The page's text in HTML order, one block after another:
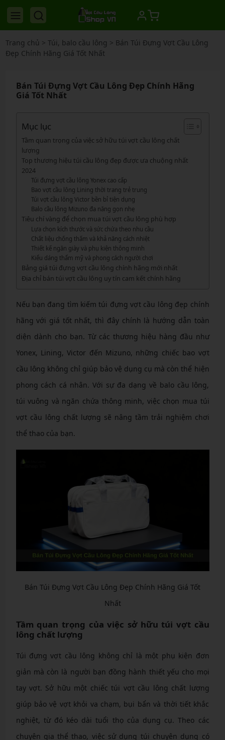
Trang chủ > Túi, balo cầu lông > Bán Túi Đựng Vợt Cầu Lông
Đẹp Chính Hãng Giá Tốt Nhất
Bán Túi Đựng Vợt Cầu Lông Đẹp Chính Hãng
Giá Tốt Nhất
Mục lục
Tầm quan trọng của việc sở hữu túi vợt cầu lông chất
lượng
Top thương hiệu túi cầu lông đẹp được ưa chuộng nhất
2024
Túi đựng vợt cầu lông Yonex cao cấp
Bao vợt cầu lông Lining thời trang trẻ trung
Túi vợt cầu lông Victor bền bỉ tiện dụng
Balo cầu lông Mizuno đa năng gọn nhẹ
Tiêu chí vàng để chọn mua túi vợt cầu lông phù hợp
Lựa chọn kích thước và sức chứa theo nhu cầu
Chất liệu chống thấm và khả năng cách nhiệt
Thiết kế ngăn giày và phụ kiện thông minh
Kiểu dáng thẩm mỹ và phong cách người chơi
Bảng giá túi đựng vợt cầu lông chính hãng mới nhất
Địa chỉ bán túi vợt cầu lông uy tín cam kết chính hãng
Nếu bạn đang tìm kiếm túi đựng vợt cầu lông đẹp chính
hãng với giá tốt nhất, thì đây chính là hướng dẫn toàn
diện dành cho bạn. Từ các thương hiệu hàng đầu như
Yonex, Lining, Victor đến Mizuno, những chiếc bao vợt
cầu lông không chỉ giúp bảo vệ dụng cụ mà còn thể hiện
phong cách cá nhân. Với sự đa dạng về balo cầu lông,
túi vuông và ngăn chứa thông minh, việc chọn mua túi
vợt cầu lông chất lượng sẽ nâng tầm trải nghiệm chơi
thể thao của bạn.
Bán Túi Đựng Vợt Cầu Lông Đẹp Chính Hãng Giá Tốt
Nhất
Tầm quan trọng của việc sở hữu túi vợt cầu
lông chất lượng
Túi đựng vợt cầu lông không chỉ là một phụ kiện đơn
giản mà còn là người bạn đồng hành thiết yếu cho mọi
tay vợt. Sở hữu một chiếc túi vợt cầu lông chất lượng
giúp bảo vệ vợt khỏi va chạm, bụi bẩn và thời tiết khắc
nghiệt, từ đó kéo dài tuổi thọ của dụng cụ. Theo các
chuyên gia thể thao, việc sử dụng túi chuyên dụng có